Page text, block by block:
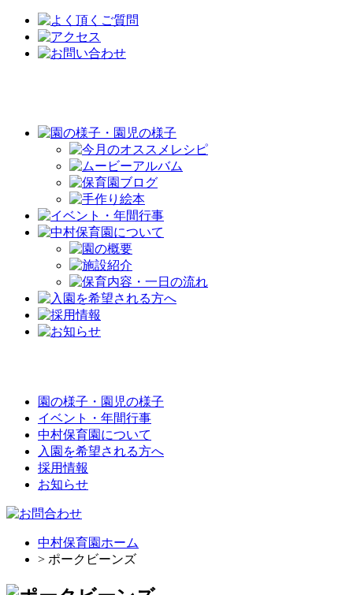
園の様子・園児の様子
イベント・年間行事
中村保育園について
入園を希望される方へ
採用情報
お知らせ
中村保育園ホーム
> ポークビーンズ